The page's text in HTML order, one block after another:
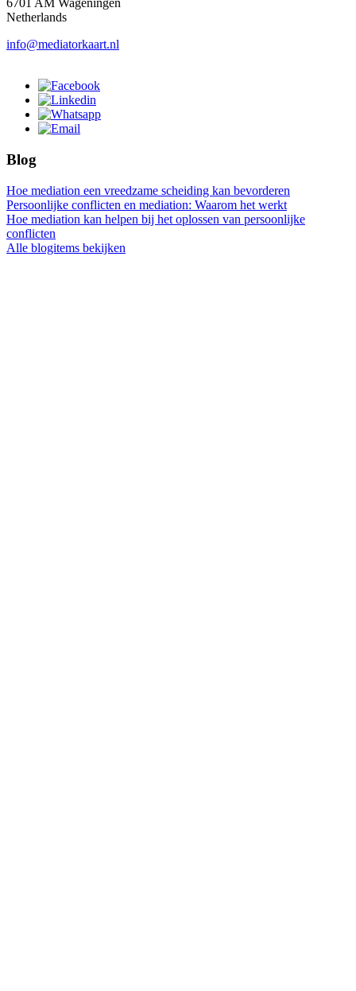
6701 AM Wageningen
Netherlands
info@mediatorkaart.nl
Blog
Hoe mediation een vreedzame scheiding kan bevorderen
Persoonlijke conflicten en mediation: Waarom het werkt
Hoe mediation kan helpen bij het oplossen van persoonlijke
conflicten
Alle blogitems bekijken